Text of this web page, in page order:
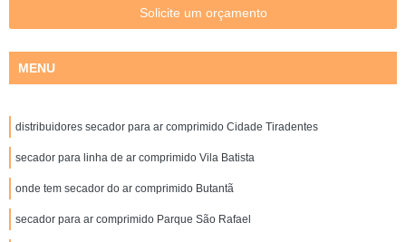
Solicite um orçamento
MENU
distribuidores secador para ar comprimido Cidade Tiradentes
secador para linha de ar comprimido Vila Batista
onde tem secador do ar comprimido Butantã
secador para ar comprimido Parque São Rafael